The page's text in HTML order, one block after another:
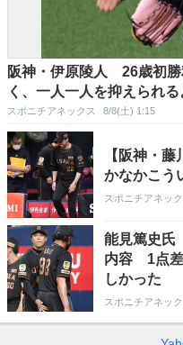
阪神・伊原陵人 26歳初
く、一人一人を抑えられる
スポニチアネックス 8/8(土) 1:15
【阪神・
かなかこう
スポニチアネッ
能見篤史氏
内容 1点差
しかった
スポニチアネッ